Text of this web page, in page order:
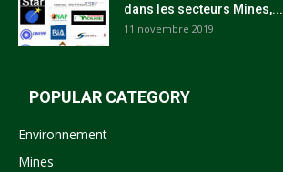
dans les secteurs Mines,...
11 novembre 2019
POPULAR CATEGORY
Environnement
Mines